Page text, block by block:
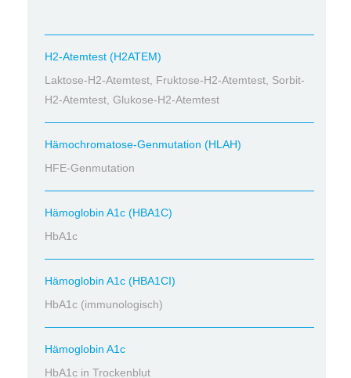
H2-Atemtest (H2ATEM)
Laktose-H2-Atemtest, Fruktose-H2-Atemtest, Sorbit-
H2-Atemtest, Glukose-H2-Atemtest
Hämochromatose-Genmutation (HLAH)
HFE-Genmutation
Hämoglobin A1c (HBA1C)
HbA1c
Hämoglobin A1c (HBA1CI)
HbA1c (immunologisch)
Hämoglobin A1c
HbA1c in Trockenblut